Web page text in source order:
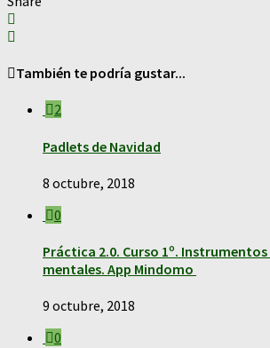
También te podría gustar...
2
Padlets de Navidad
8 octubre, 2018
0
Práctica 2.0. Curso 1º.
mentales. App Mindomo
9 octubre, 2018
0